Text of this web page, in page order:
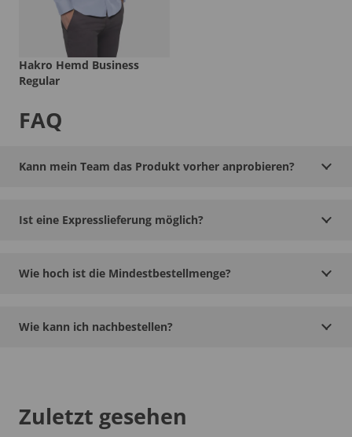
Hakro Hemd Business
Regular
FAQ
Kann mein Team das Produkt vorher anprobieren?
Ist eine Expresslieferung möglich?
Wie hoch ist die Mindestbestellmenge?
Wie kann ich nachbestellen?
Zuletzt gesehen